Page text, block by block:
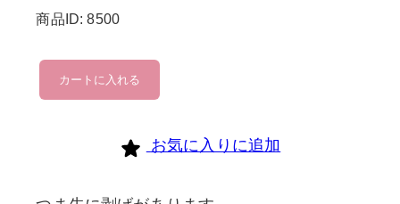
商品ID: 8500
nike
個
カートに入れる
お気に入りに追加